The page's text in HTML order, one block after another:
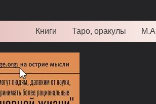
Книги Таро, оракулы